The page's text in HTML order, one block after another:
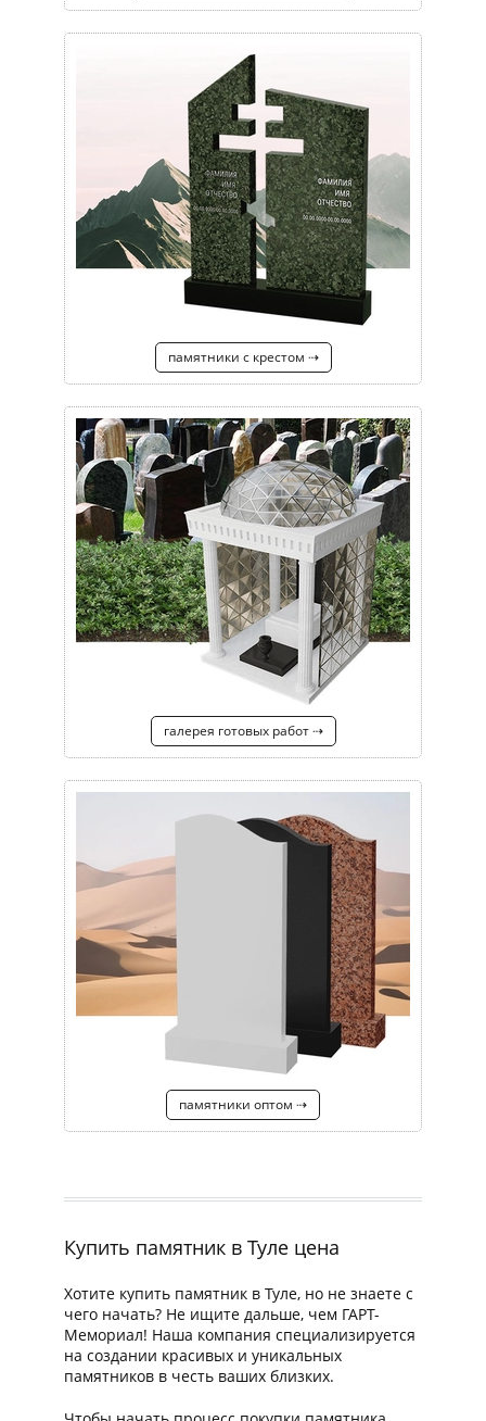
памятники с крестом ⇢
галерея готовых работ ⇢
памятники оптом ⇢
Купить памятник в Туле цена
Хотите купить памятник в Туле, но не знаете с
чего начать? Не ищите дальше, чем ГАРТ-
Мемориал! Наша компания специализируется
на создании красивых и уникальных
памятников в честь ваших близких.